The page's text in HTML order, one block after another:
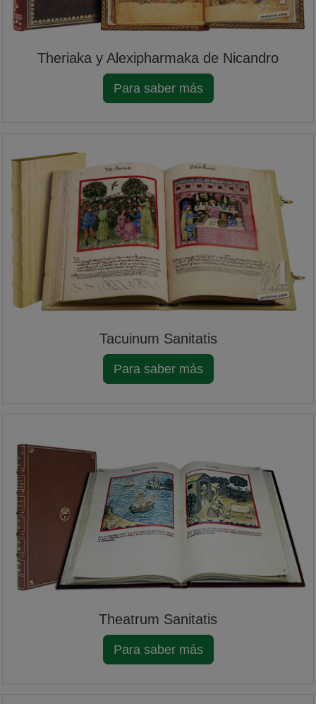
Theriaka y Alexipharmaka de Nicandro
Para saber más
Tacuinum Sanitatis
Para saber más
Theatrum Sanitatis
Para saber más